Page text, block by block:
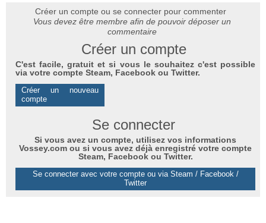
Créer un compte ou se connecter pour commenter
Vous devez être membre afin de pouvoir déposer un
commentaire
Créer un compte
C'est facile, gratuit et si vous le souhaitez c'est possible
via votre compte Steam, Facebook ou Twitter.
Créer un nouveau
compte
Se connecter
Si vous avez un compte, utilisez vos informations
Vossey.com ou si vous avez déjà enregistré votre compte
Steam, Facebook ou Twitter.
Se connecter avec votre compte ou via Steam / Facebook /
Twitter